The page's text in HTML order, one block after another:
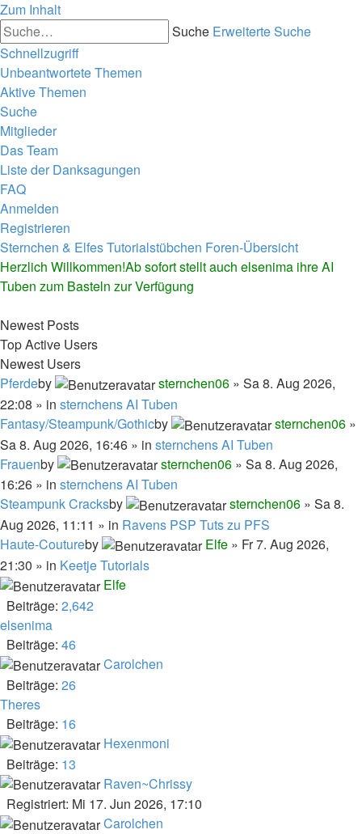
Zum Inhalt
Suche Erweiterte Suche
Schnellzugriff
Unbeantwortete Themen
Aktive Themen
Suche
Mitglieder
Das Team
Liste der Danksagungen
FAQ
Anmelden
Registrieren
Sternchen & Elfes Tutorialstübchen Foren-Übersicht
Herzlich Willkommen!Ab sofort stellt auch elsenima ihre AI
Tuben zum Basteln zur Verfügung
Newest Posts
Top Active Users
Newest Users
Pferdeby sternchen06 » Sa 8. Aug 2026,
22:08 » in sternchens AI Tuben
Fantasy/Steampunk/Gothicby sternchen06 »
Sa 8. Aug 2026, 16:46 » in sternchens AI Tuben
Frauenby sternchen06 » Sa 8. Aug 2026,
16:26 » in sternchens AI Tuben
Steampunk Cracksby sternchen06 » Sa 8.
Aug 2026, 11:11 » in Ravens PSP Tuts zu PFS
Haute-Coutureby Elfe » Fr 7. Aug 2026,
21:30 » in Keetje Tutorials
Elfe
Beiträge: 2,642
elsenima
Beiträge: 46
Carolchen
Beiträge: 26
Theres
Beiträge: 16
Hexenmoni
Beiträge: 13
Raven~Chrissy
Registriert: Mi 17. Jun 2026, 17:10
Carolchen